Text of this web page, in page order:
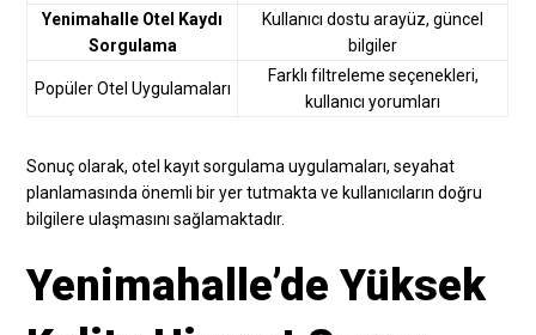
Yenimahalle Otel Kaydı
Sorgulama
Kullanıcı dostu arayüz, güncel
bilgiler
Popüler Otel Uygulamaları
Farklı filtreleme seçenekleri,
kullanıcı yorumları
Sonuç olarak, otel kayıt sorgulama uygulamaları, seyahat
planlamasında önemli bir yer tutmakta ve kullanıcıların doğru
bilgilere ulaşmasını sağlamaktadır.
Yenimahalle’de Yüksek